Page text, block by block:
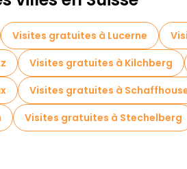
Visites gratuites à Lucerne
Visites gratuites à Kilchberg
Visites gratuites à
Visites gratuites à Stechelberg